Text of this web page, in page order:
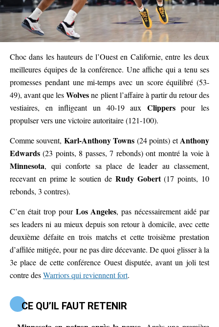
Choc dans les hauteurs de l’Ouest en Californie, entre les deux
meilleures équipes de la conférence. Une affiche qui a tenu ses
promesses pendant une mi-temps avec un score équilibré (53-
49), avant que lesWolvesne plient l’affaire à partir du retour des
vestiaires, en infligeant un 40-19 aux Clipperspour les
propulser vers une victoire autoritaire (121-100).
Comme souvent, Karl-Anthony Towns (24 points) etAnthony
Edwards (23 points, 8 passes, 7 rebonds) ont montré la voie à
Minnesota, qui conforte sa place de leader au classement,
recevant en prime le soutien de Rudy Gobert(17 points, 10
rebonds, 3 contres).
C’en était trop pour Los Angeles, pas nécessairement aidé par
ses leaders ni au mieux depuis son retour à domicile, avec cette
deuxième défaite en trois matchs et cette troisième prestation
d’affilée mitigée, pour ne pas dire décevante. De quoi glisser à la
3e place de cette conférence Ouest disputée, avant un joli test
contre desWarriors qui reviennent fort.
CE QU’IL FAUT RETENIR